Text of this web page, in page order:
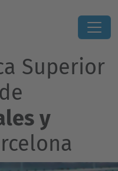
Superior
y